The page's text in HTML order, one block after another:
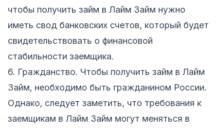
чтобы получить займ в Лайм Займ нужно
иметь свод банковских счетов, который будет
свидетельствовать о финансовой
стабильности заемщика.
6. Гражданство. Чтобы получить займ в Лайм
Займ, необходимо быть гражданином России.
Однако, следует заметить, что требования к
заемщикам в Лайм Займ могут меняться в